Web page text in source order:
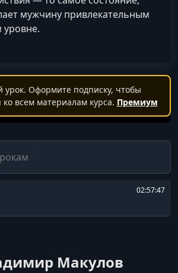
мужчину привлекательным
уровне.
урок. Оформите подписку, чтобы
ко всем материалам курса. Премиум
02:57:47
Макулов